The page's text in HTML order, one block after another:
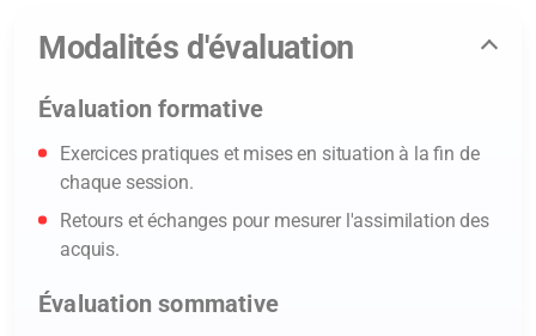
Modalités d'évaluation
Évaluation formative
Exercices pratiques et mises en situation à la fin de
chaque session.
Retours et échanges pour mesurer l'assimilation des
acquis.
Évaluation sommative